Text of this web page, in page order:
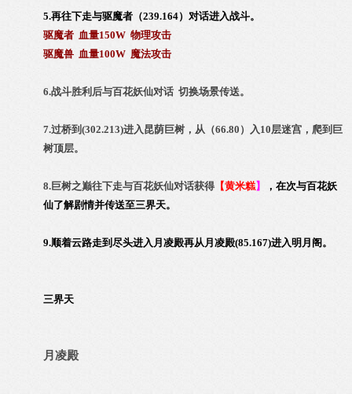
5.再往下走与驱魔者（239.164）对话进入战斗。
驱魔者 血量150W 物理攻击
驱魔兽 血量100W 魔法攻击
6.战斗胜利后与百花妖仙对话 切换场景传送。
7.过桥到(302.213)进入昆荫巨树，从（66.80）入10层迷宫，爬到巨
树顶层。
8.巨树之巅往下走与百花妖仙对话获得 【黄米糕】
，在次与百花妖
仙了解剧情并传送至三界天。
9.顺着云路走到尽头进入月凌殿再从月凌殿(85.167)进入明月阁。
三界天
月凌殿